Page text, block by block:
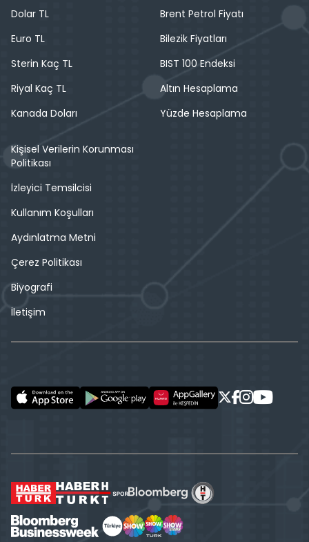
Dolar TL
Euro TL
Sterin Kaç TL
Riyal Kaç TL
Kanada Doları
Brent Petrol Fiyatı
Bilezik Fiyatları
BIST 100 Endeksi
Altın Hesaplama
Yüzde Hesaplama
Kişisel Verilerin Korunması
Politikası
İzleyici Temsilcisi
Kullanım Koşulları
Aydınlatma Metni
Çerez Politikası
Biyografi
İletişim